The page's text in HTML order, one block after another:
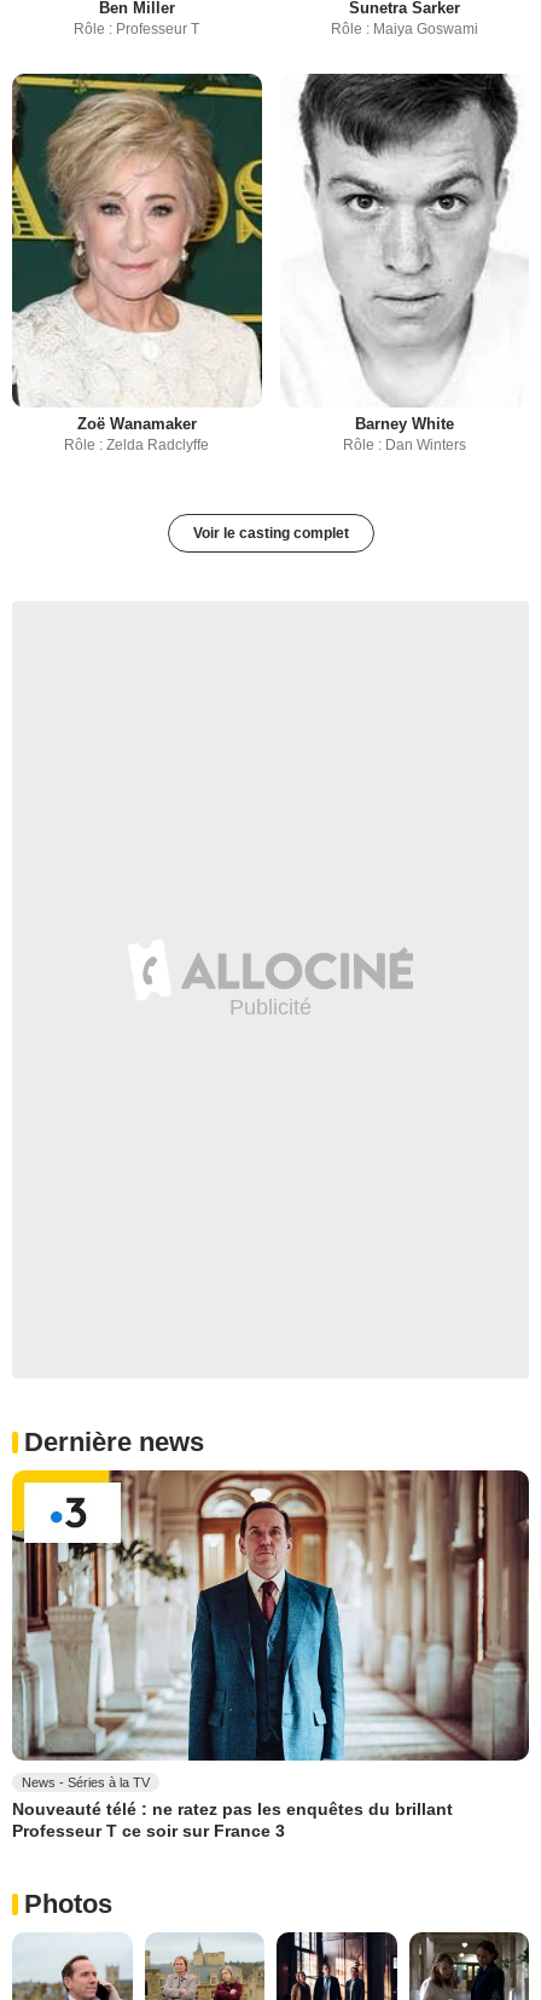
Ben Miller
Rôle : Professeur T
Sunetra Sarker
Rôle : Maiya Goswami
Zoë Wanamaker
Rôle : Zelda Radclyffe
Barney White
Rôle : Dan Winters
Voir le casting complet
Dernière news
News - Séries à la TV
Nouveauté télé : ne ratez pas les enquêtes du brillant
Professeur T ce soir sur France 3
Photos